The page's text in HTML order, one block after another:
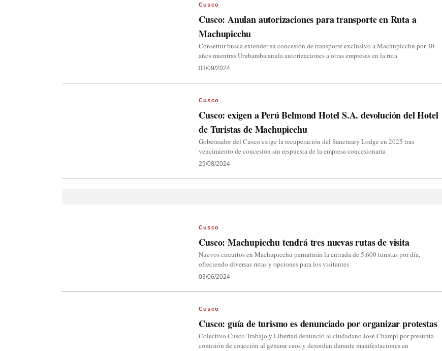
Cusco
Cusco: Anulan autorizaciones para transporte en Ruta a
Machupicchu
Consettur busca extender su concesión de transporte exclusivo a Machupicchu por 30
años mientras Urubamba anula autorizaciones a otras empresas en la ruta
03/09/2024
Cusco
Cusco: exigen a Perú Belmond Hotel S.A. devolución del Hotel
de Turistas de Machupicchu
Gobernador del Cusco exige la recuperación del Sanctuary Lodge en 2025 tras
vencimiento de concesión sin respuesta de la empresa concesionaria
29/08/2024
Cusco
Cusco: Machupicchu tendrá tres nuevas rutas de visita
Nuevos circuitos en Machupicchu permitirán la entrada de 5,600 turistas por día,
ofreciendo diversas rutas y opciones para los visitantes
03/06/2024
Cusco
Cusco: guía de turismo es denunciado por organizar protestas
Colectivo Cusco Trabajo y Libertad denunció al ciudadano José Champi por presunta
comisión de coacción al generar caos y desorden durante manifestaciones en